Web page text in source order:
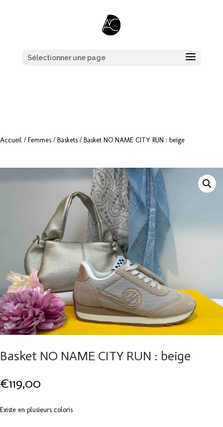
Sélectionner une page
Accueil /Femmes /Baskets / Basket NO NAME CITY RUN : beige
Basket NO NAME CITY RUN : beige
€119,00
Existe en plusieurs coloris